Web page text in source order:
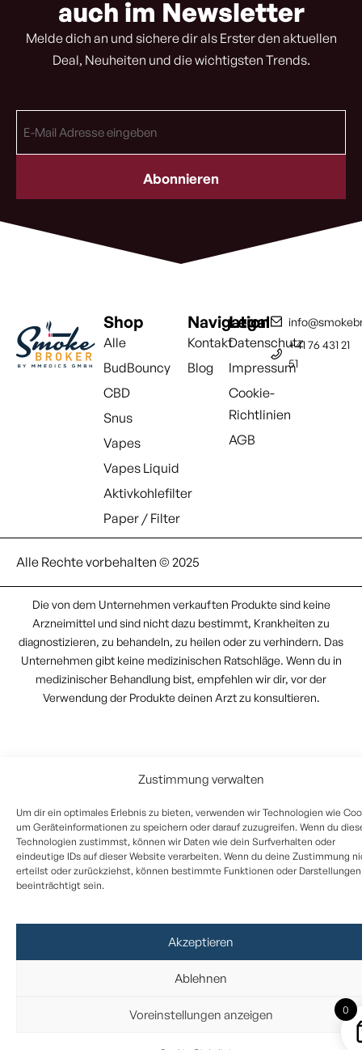
Zustimmung verwalten
Um dir ein optimales Erlebnis zu bieten, verwenden wir Technologien wie
um Geräteinformationen zu speichern oder darauf zuzugreifen. Wenn du
Technologien zustimmst, können wir Daten wie dein Surfverhalten oder
eindeutige IDs auf dieser Website verarbeiten. Wenn du deine Zustimmung
erteilst oder zurückziehst, können bestimmte Funktionen oder Darstellungen
beeinträchtigt sein.
Akzeptieren
Ablehnen
Voreinstellungen anzeigen
auch im Newsletter
Melde dich an und sichere dir als Erster den aktuellen
Deal, Neuheiten und die wichtigsten Trends.
Mail
Shop
Alle
BudBouncy
CBD
Snus
Vapes
Vapes Liquid
Aktivkohlefilter
Paper / Filter
Navigation
Kontakt
Blog
Legal
Datenschutz
Impressum
Cookie-
Richtlinien
AGB
+41 76 431 21
51
Alle Rechte vorbehalten © 2025
Die von dem Unternehmen verkauften Produkte sind keine
Arzneimittel und sind nicht dazu bestimmt, Krankheiten zu
diagnostizieren, zu behandeln, zu heilen oder zu verhindern. Das
Unternehmen gibt keine medizinischen Ratschläge. Wenn du in
medizinischer Behandlung bist, empfehlen wir dir, vor der
Verwendung der Produkte deinen Arzt zu konsultieren.
0